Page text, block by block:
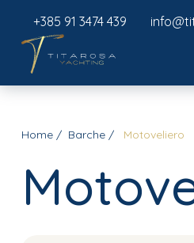
+385 91 3474 439
Home Barche Motoveliero